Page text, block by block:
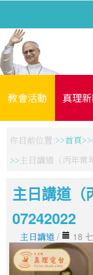
教會活動 真理
你目前位置: 首頁
主日講道（丙年常
主日講道（
07242022
主日講道 / 18